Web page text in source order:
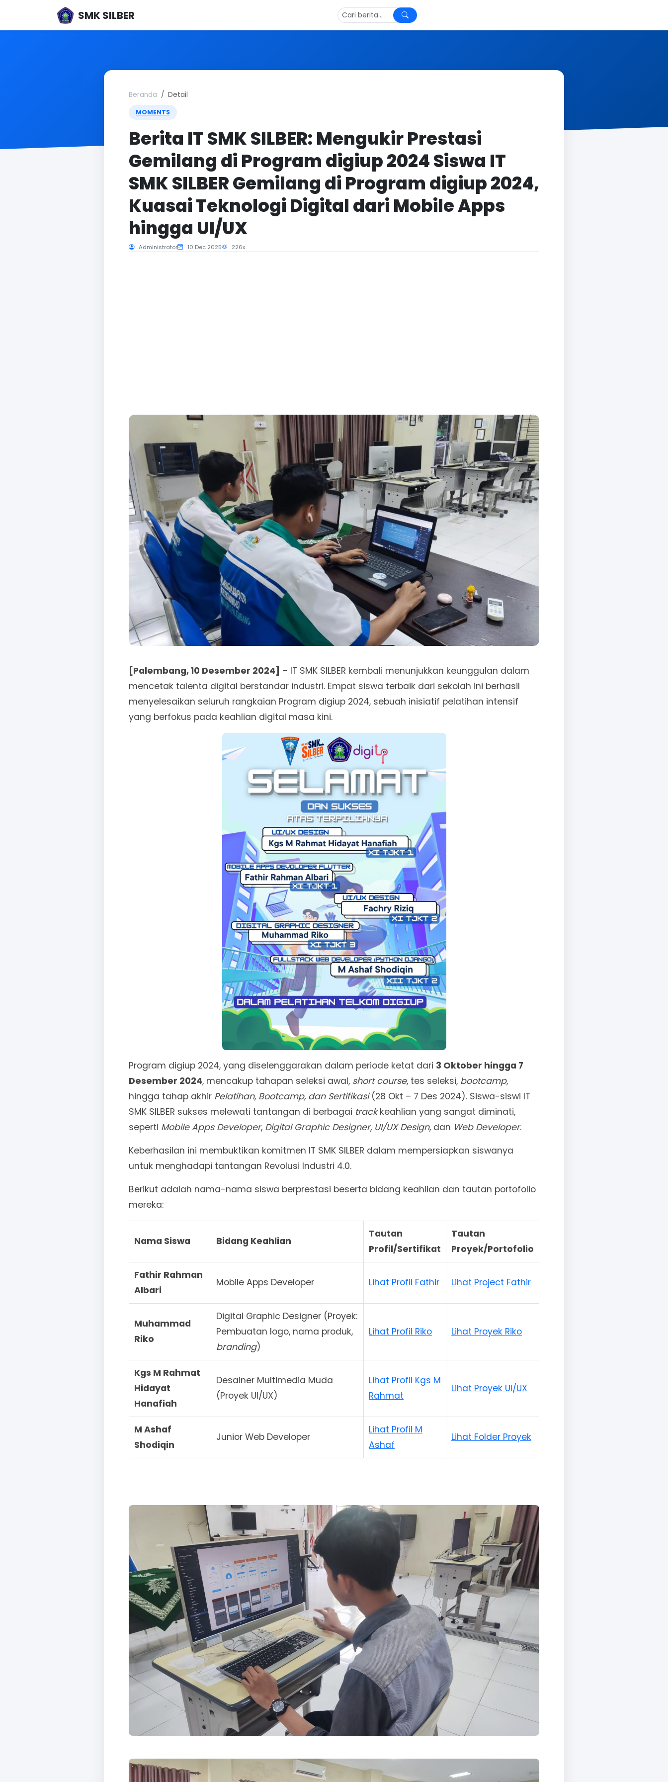
SMK SILBER
Beranda Detail
MOMENTS
Berita IT SMK SILBER: Mengukir Prestasi
Gemilang di Program digiup 2024 Siswa IT
SMK SILBER Gemilang di Program digiup 2024,
Kuasai Teknologi Digital dari Mobile Apps
hingga UI/UX
Administrator 10 Dec 2025 226x
[Palembang, 10 Desember 2024] – IT SMK SILBER kembali menunjukkan keunggulan dalam
mencetak talenta digital berstandar industri. Empat siswa terbaik dari sekolah ini berhasil
menyelesaikan seluruh rangkaian Program digiup 2024, sebuah inisiatif pelatihan intensif
yang berfokus pada keahlian digital masa kini.
Program digiup 2024, yang diselenggarakan dalam periode ketat dari 3 Oktober hingga 7
Desember 2024, mencakup tahapan seleksi awal, short course, tes seleksi, bootcamp,
hingga tahap akhir Pelatihan, Bootcamp, dan Sertifikasi(28 Okt – 7 Des 2024). Siswa-siswi IT
SMK SILBER sukses melewati tantangan di berbagai trackkeahlian yang sangat diminati,
seperti Mobile Apps Developer, Digital Graphic Designer, UI/UX Design, dan Web Developer.
Keberhasilan ini membuktikan komitmen IT SMK SILBER dalam mempersiapkan siswanya
untuk menghadapi tantangan Revolusi Industri 4.0.
Berikut adalah nama-nama siswa berprestasi beserta bidang keahlian dan tautan portofolio
mereka:
Nama Siswa Bidang Keahlian
Tautan
Profil/Sertifikat
Tautan
Proyek/Portofolio
Fathir Rahman
Albari
Mobile Apps Developer Lihat Profil Fathir Lihat Project Fathir
Muhammad
Riko
Digital Graphic Designer (Proyek:
Pembuatan logo, nama produk,
branding)
Lihat Profil Riko Lihat Proyek Riko
Kgs M Rahmat
Hidayat
Hanafiah
Desainer Multimedia Muda
(Proyek UI/UX)
Lihat Profil Kgs M
Rahmat
Lihat Proyek UI/UX
M Ashaf
Shodiqin
Junior Web Developer
Lihat Profil M
Ashaf
Lihat Folder Proyek